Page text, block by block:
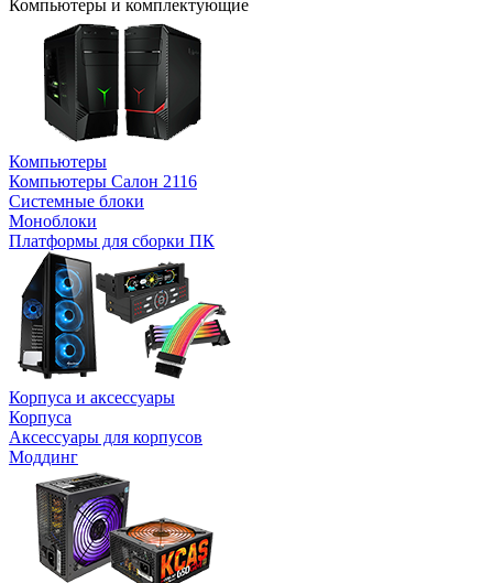
Компьютеры и комплектующие
Компьютеры
Компьютеры Салон 2116
Системные блоки
Моноблоки
Платформы для сборки ПК
Корпуса и аксессуары
Корпуса
Аксессуары для корпусов
Моддинг